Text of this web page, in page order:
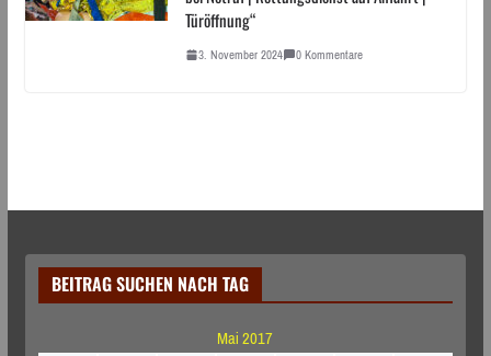
Türöffnung“
3. November 2024 0 Kommentare
BEITRAG SUCHEN NACH TAG
Mai 2017